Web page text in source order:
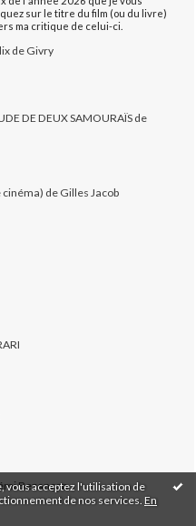
vous acceptez l'utilisation de
de nos services. En
sur le titre du film (ou du livre)
ma critique de celui-ci.
de Givry
DE DEUX SAMOURAÏS de
cinéma) de Gilles Jacob
Bezançon